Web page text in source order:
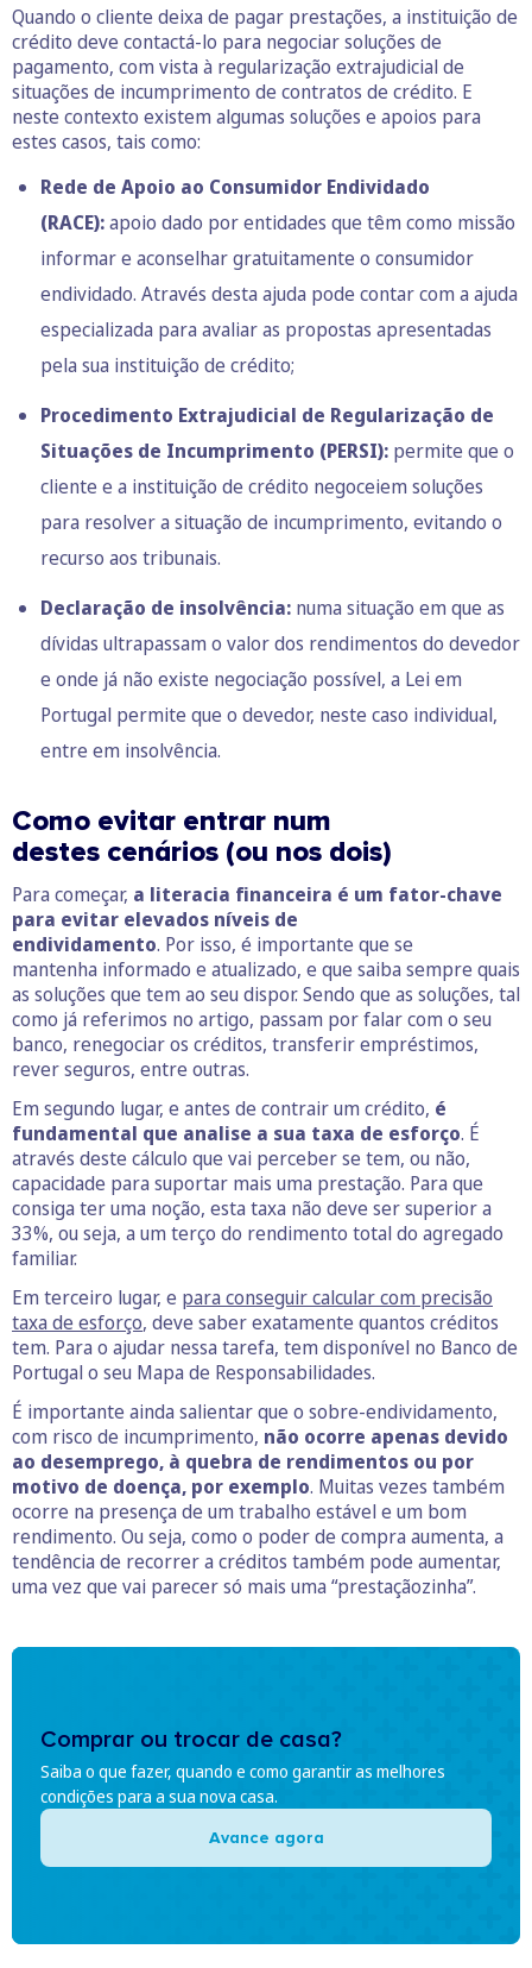
Quando o cliente deixa de pagar prestações, a instituição de
crédito deve contactá-lo para negociar soluções de
pagamento, com vista à regularização extrajudicial de
situações de incumprimento de contratos de crédito. E
neste contexto existem algumas soluções e apoios para
estes casos, tais como:
Rede de Apoio ao Consumidor Endividado
(RACE):apoio dado por entidades que têm como missão
informar e aconselhar gratuitamente o consumidor
endividado. Através desta ajuda pode contar com a ajuda
especializada para avaliar as propostas apresentadas
pela sua instituição de crédito;
Procedimento Extrajudicial de Regularização de
Situações de Incumprimento (PERSI): permite que o
cliente e a instituição de crédito negoceiem soluções
para resolver a situação de incumprimento, evitando o
recurso aos tribunais.
Declaração de insolvência: numa situação em que as
dívidas ultrapassam o valor dos rendimentos do devedor
e onde já não existe negociação possível, a Lei em
Portugal permite que o devedor, neste caso individual,
entre em insolvência.
Como evitar entrar num
destes cenários (ou nos dois)
Para começar, a literacia financeira é um fator-chave
para evitar elevados níveis de
endividamento. Por isso, é importante que se
mantenha informado e atualizado, e que saiba sempre quais
as soluções que tem ao seu dispor. Sendo que as soluções, tal
como já referimos no artigo, passam por falar com o seu
banco, renegociar os créditos, transferir empréstimos,
rever seguros, entre outras.
Em segundo lugar, e antes de contrair um crédito, é
fundamental que analise a sua taxa de esforço. É
através deste cálculo que vai perceber se tem, ou não,
capacidade para suportar mais uma prestação. Para que
consiga ter uma noção, esta taxa não deve ser superior a
33%, ou seja, a um terço do rendimento total do agregado
familiar.
Em terceiro lugar, e para conseguir calcular com precisão
taxa de esforço, deve saber exatamente quantos créditos
tem. Para o ajudar nessa tarefa, tem disponível no Banco de
Portugal o seu Mapa de Responsabilidades.
É importante ainda salientar que o sobre-endividamento,
com risco de incumprimento, não ocorre apenas devido
ao desemprego, à quebra de rendimentos ou por
motivo de doença, por exemplo. Muitas vezes também
ocorre na presença de um trabalho estável e um bom
rendimento. Ou seja, como o poder de compra aumenta, a
tendência de recorrer a créditos também pode aumentar,
uma vez que vai parecer só mais uma “prestaçãozinha”.
Comprar ou trocar de casa?
Saiba o que fazer, quando e como garantir as melhores
condições para a sua nova casa.
Avance agora